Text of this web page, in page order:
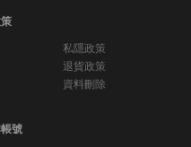
私隱政策
退貨政策
資料刪除
號